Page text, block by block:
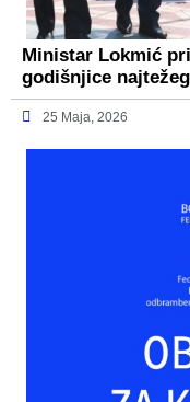
Ministar Lokmić
godišnjice
25 Maja, 2026